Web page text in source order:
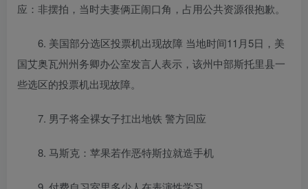
应：非摆拍，当时夫妻俩正闹口角，占用公共资源很抱歉。
6. 美国部分选区投票机出现故障 当地时间11月5日，美
国艾奥瓦州州务卿办公室发言人表示，该州中部斯托里县一
些选区的投票机出现故障。
7. 男子将全裸女子扛出地铁 警方回应
8. 马斯克：苹果若作恶特斯拉就造手机